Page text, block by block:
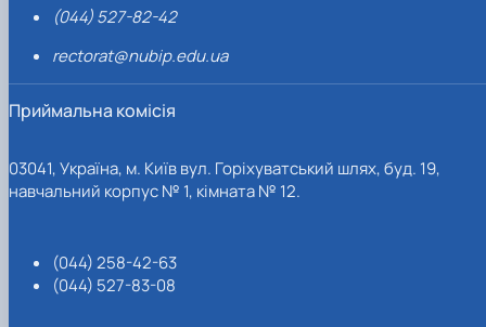
(044) 527-82-42
rectorat@nubip.edu.ua
Приймальна комісія
03041, Україна, м. Київ вул. Горіхуватський шлях, буд. 19,
навчальний корпус № 1, кімната № 12.
(044) 258-42-63
(044) 527-83-08